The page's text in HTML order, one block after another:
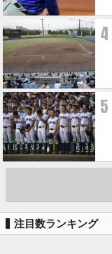
4
5
注目数ランキング